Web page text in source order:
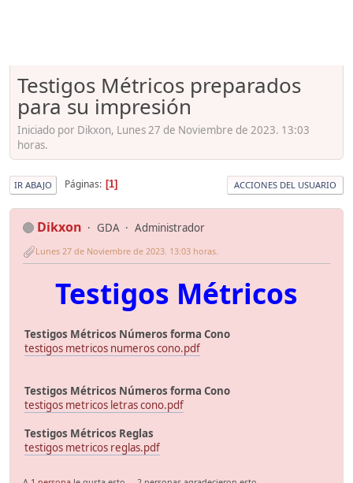
Testigos Métricos preparados
para su impresión
Iniciado por Dikxon, Lunes 27 de Noviembre de 2023. 13:03
horas.
IR ABAJO Páginas 1 ACCIONES DEL USUARIO
Dikxon GDA Administrador
Lunes 27 de Noviembre de 2023. 13:03 horas.
Testigos Métricos
Testigos Métricos Números forma Cono
testigos metricos numeros cono.pdf
Testigos Métricos Números forma Cono
testigos metricos letras cono.pdf
Testigos Métricos Reglas
testigos metricos reglas.pdf